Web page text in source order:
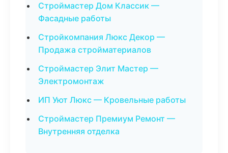
Строймастер Дом Классик —
Фасадные работы
Стройкомпания Люкс Декор —
Продажа стройматериалов
Строймастер Элит Мастер —
Электромонтаж
ИП Уют Люкс — Кровельные работы
Строймастер Премиум Ремонт —
Внутренняя отделка